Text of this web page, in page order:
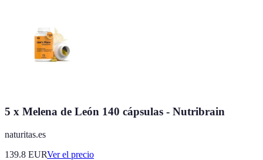
5 x Melena de León 140 cápsulas - Nutribrain
naturitas.es
139.8 EURVer el precio